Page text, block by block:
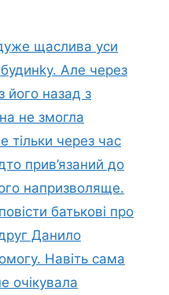
щаслива уси
Але через
його назад з
не змогла
тільки через час
прив’язаний до
напризволяще.
батькові про
Данило
Навіть сама
очікувала